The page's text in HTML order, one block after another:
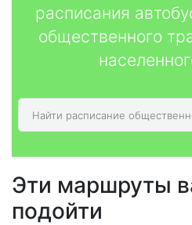
расписания
общественного
Эти маршруты
подойти